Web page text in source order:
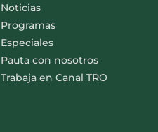
Noticias
Programas
Especiales
Pauta con nosotros
Trabaja en Canal TRO